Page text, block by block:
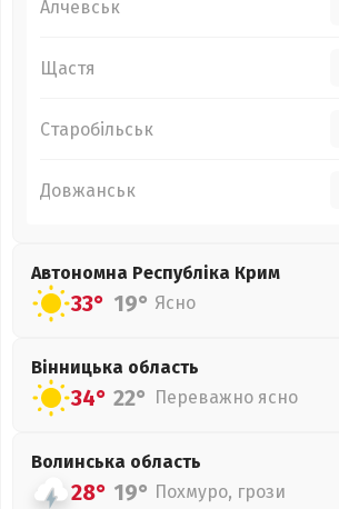
Алчевськ
Щастя
Старобільськ
Довжанськ
Автономна Республіка Крим
33° 19° Ясно
Вінницька область
34° 22° Переважно ясно
Волинська область
28° 19° Похмуро, грози